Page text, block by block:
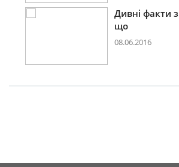
Дивні факти зі
08.06.2016